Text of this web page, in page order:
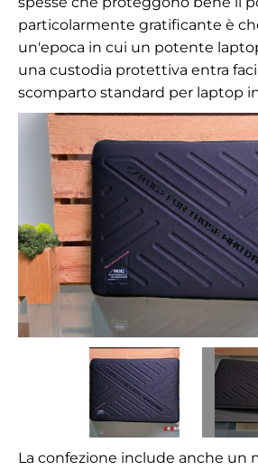
particolarmente gratificante è
un'epoca in cui un potente
una custodia protettiva entra
scomparto standard per laptop
La confezione include anche un